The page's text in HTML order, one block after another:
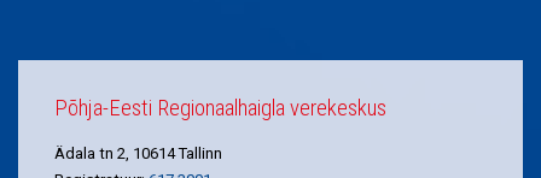
Põhja-Eesti Regionaalhaigla verekeskus
Ädala tn 2, 10614 Tallinn